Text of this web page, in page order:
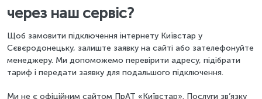
через наш сервіс?
Щоб замовити підключення інтернету Київстар у
Сєвєродонецьку, залиште заявку на сайті або зателефонуйте
менеджеру. Ми допоможемо перевірити адресу, підібрати
тариф і передати заявку для подальшого підключення.
Ми не є офіційним сайтом ПрАТ «Київстар». Послуги зв’язку